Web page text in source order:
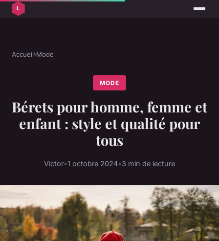
Accueil›Mode
MODE
Bérets pour homme, femme et
enfant : style et qualité pour
tous
Victor•1 octobre 2024•3 min de lecture